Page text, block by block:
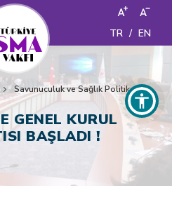
TR / EN
Savunuculuk ve Sağlık Politikaları
GENEL KURUL
BAŞLADI !